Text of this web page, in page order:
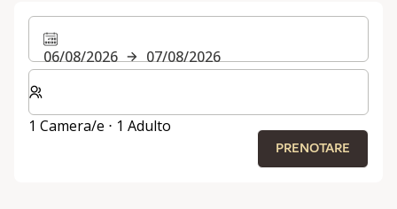
06/08/2026
07/08/2026
Selezionare il numero di camere e di ospiti per il
1 Camera/e ⋅ 1 Adulto
PRENOTARE